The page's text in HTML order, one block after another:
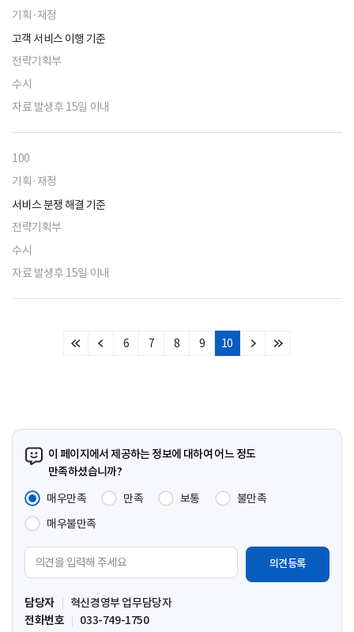
기획·재정
고객 서비스 이행 기준
전략기획부
수시
자료 발생후 15일 이내
100
기획·재정
서비스 분쟁 해결 기준
전략기획부
수시
자료 발생후 15일 이내
처
이
6 7 8 9 10
다
마
이 페이지에서 제공하는 정보에 대하여 어느 정도
만족하셨습니까?
매우만족
만족 보통
불만족
매우불만족
견
입
력
담당자
혁신경영부 업무담당자
전화번호
033-749-1750